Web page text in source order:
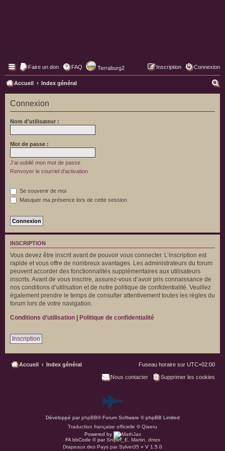
Pages web de Terraburg
Faire un don FAQ Terraburg2 Connexion
Inscription
Accueil Index général
e
Connexion
Nom d’utilisateur :
Mot de passe :
J’ai oublié mon mot de passe
Renvoyer le courriel d’activation
Se souvenir de moi
Masquer ma présence lors de cette session
INSCRIPTION
Vous devez être inscrit avant de pouvoir vous connecter. L’inscription est
rapide et vous offre de nombreux avantages. Les administrateurs du forum
peuvent accorder des fonctionnalités supplémentaires aux utilisateurs
inscrits. Avant de vous inscrire, assurez-vous d’avoir pris connaissance de
nos conditions d’utilisation et de notre politique de confidentialité. Veuillez
également prendre le temps de consulter attentivement toutes les règles du
forum lors de votre navigation.
Conditions d’utilisation | Politique de confidentialité
Inscription
Accueil Index général Fuseau horaire sur UTC+02:00
Supprimer les cookies
Nous contacter
P
a
r
Développé parphpBB® Forum Software © phpBB Limited
Traduction française officielle ©Qiaeru
Powered by
FA bbCode ©parSniper_E Martin
dmzx
Drapeaux des Pays par Sylver35 » V 1.5.0